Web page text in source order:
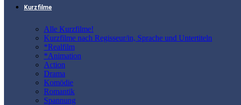
Kurzfilme
Alle Kurzfilme!
Kurzfilme nach Regisseur/in, Sprache und Untertiteln
*Realfilm
*Animation
Action
Drama
Komödie
Romantik
Spannung